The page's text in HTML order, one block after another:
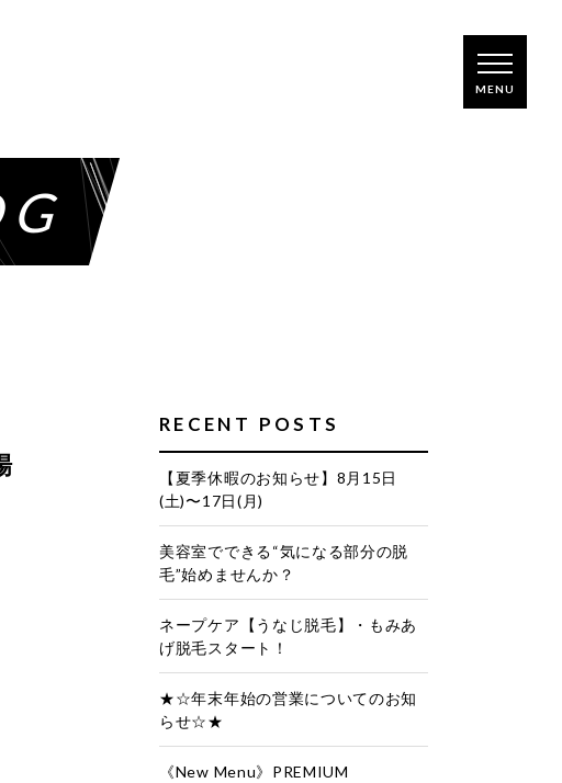
RECENT POSTS
【夏季休暇のお知らせ】8月15日
(土)〜17日(月)
美容室でできる“気になる部分の脱
毛”始めませんか？
ネープケア【うなじ脱毛】・もみあ
げ脱毛スタート！
★☆年末年始の営業についてのお知
らせ☆★
《New Menu》PREMIUM